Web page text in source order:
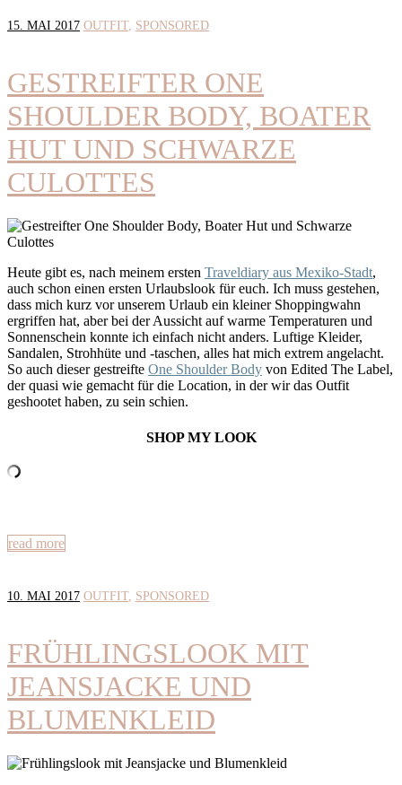
15. MAI 2017 OUTFIT SPONSORED
GESTREIFTER ONE
SHOULDER BODY, BOATER
HUT UND SCHWARZE
CULOTTES
Heute gibt es, nach meinem ersten Traveldiary aus Mexiko-Stadt,
auch schon einen ersten Urlaubslook für euch. Ich muss gestehen,
dass mich kurz vor unserem Urlaub ein kleiner Shoppingwahn
ergriffen hat, aber bei der Aussicht auf warme Temperaturen und
Sonnenschein konnte ich einfach nicht anders. Luftige Kleider,
Sandalen, Strohhüte und -taschen, alles hat mich extrem angelacht.
So auch dieser gestreifte One Shoulder Body von Edited The Label,
der quasi wie gemacht für die Location, in der wir das Outfit
geshootet haben, zu sein schien.
SHOP MY LOOK
read more
10. MAI 2017 OUTFIT SPONSORED
FRÜHLINGSLOOK MIT
JEANSJACKE UND
BLUMENKLEID